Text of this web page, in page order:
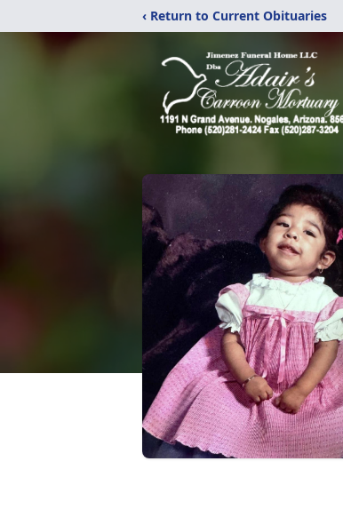
‹ Return to Current Obituaries